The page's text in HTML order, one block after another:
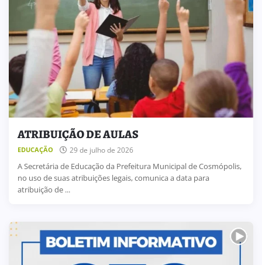
ATRIBUIÇÃO DE AULAS
EDUCAÇÃO 29 de julho de 2026
A Secretária de Educação da Prefeitura Municipal de Cosmópolis,
no uso de suas atribuições legais, comunica a data para
atribuição de ...